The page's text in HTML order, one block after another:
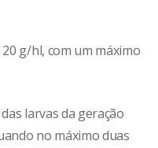
20 g/hl, com um máximo
larvas da geração
no máximo duas